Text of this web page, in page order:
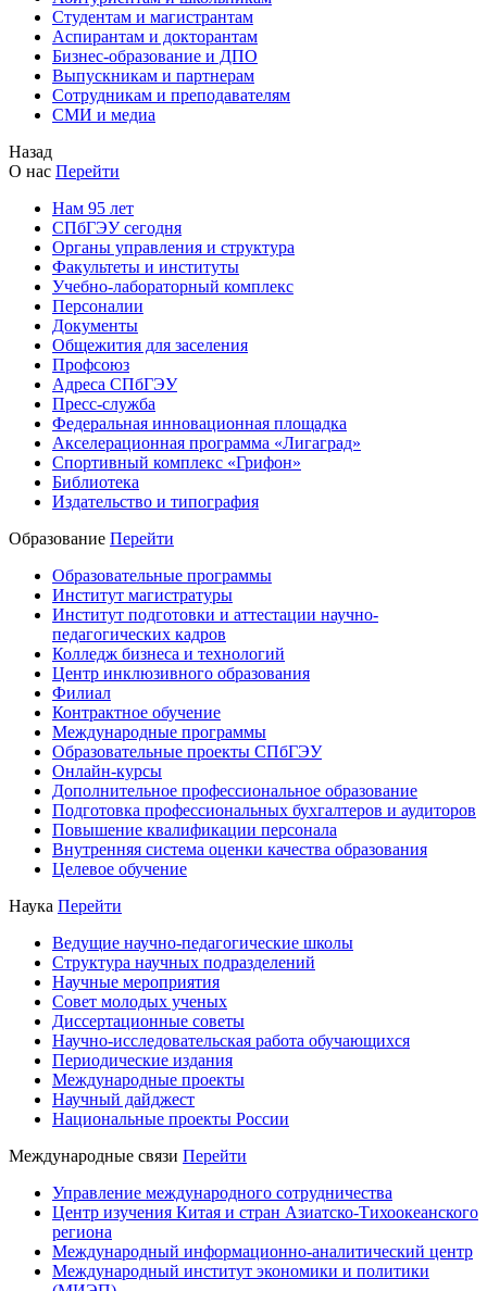
Студентам и магистрантам
Аспирантам и докторантам
Бизнес-образование и ДПО
Выпускникам и партнерам
Сотрудникам и преподавателям
СМИ и медиа
Назад
О нас Перейти
Нам 95 лет
СПбГЭУ сегодня
Органы управления и структура
Факультеты и институты
Учебно-лабораторный комплекс
Персоналии
Документы
Общежития для заселения
Профсоюз
Адреса СПбГЭУ
Пресс-служба
Федеральная инновационная площадка
Акселерационная программа «Лигаград»­­
Спортивный комплекс «Грифон»
Библиотека
Издательство и типография
Образование Перейти
Образовательные программы
Институт магистратуры
Институт подготовки и аттестации научно-
педагогических кадров
Колледж бизнеса и технологий
Центр инклюзивного образования
Филиал
Контрактное обучение
Международные программы
Образовательные проекты СПбГЭУ
Онлайн-курсы
Дополнительное профессиональное образование
Подготовка профессиональных бухгалтеров и аудиторов
Повышение квалификации персонала
Внутренняя система оценки качества образования
Целевое обучение
Наука Перейти
Ведущие научно-педагогические школы
Структура научных подразделений
Научные мероприятия
Совет молодых ученых
Диссертационные советы
Научно-исследовательская работа обучающихся
Периодические издания
Международные проекты
Научный дайджест
Национальные проекты России
Международные связи Перейти
Управление международного сотрудничества
Центр изучения Китая и стран Азиатско-Тихоокеанского
региона
Международный информационно-аналитический центр
Международный институт экономики и политики